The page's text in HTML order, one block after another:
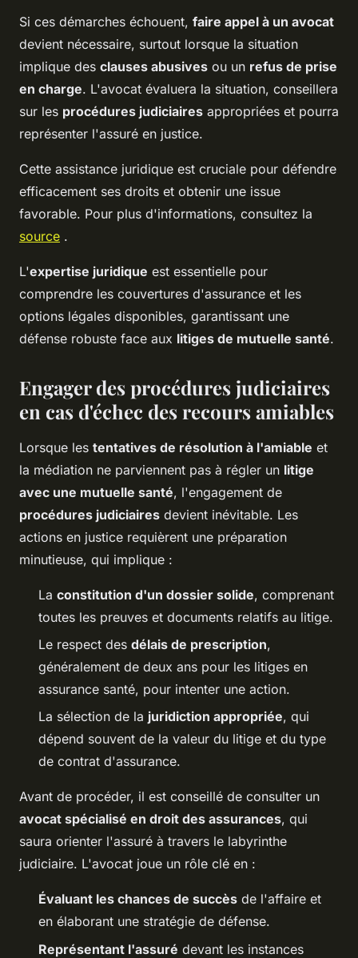
Si ces démarches échouent, faire appel à un avocat
devient nécessaire, surtout lorsque la situation
implique des clauses abusives ou un refus de prise
en charge. L'avocat évaluera la situation, conseillera
sur les procédures judiciaires appropriées et pourra
représenter l'assuré en justice.
Cette assistance juridique est cruciale pour défendre
efficacement ses droits et obtenir une issue
favorable. Pour plus d'informations, consultez la
source .
L'expertise juridique est essentielle pour
comprendre les couvertures d'assurance et les
options légales disponibles, garantissant une
défense robuste face aux litiges de mutuelle santé.
Engager des procédures judiciaires
en cas d'échec des recours amiables
Lorsque les tentatives de résolution à l'amiable et
la médiation ne parviennent pas à régler un litige
avec une mutuelle santé, l'engagement de
procédures judiciaires devient inévitable. Les
actions en justice requièrent une préparation
minutieuse, qui implique :
La constitution d'un dossier solide, comprenant
toutes les preuves et documents relatifs au litige.
Le respect des délais de prescription,
généralement de deux ans pour les litiges en
assurance santé, pour intenter une action.
La sélection de la juridiction appropriée, qui
dépend souvent de la valeur du litige et du type
de contrat d'assurance.
Avant de procéder, il est conseillé de consulter un
avocat spécialisé en droit des assurances, qui
saura orienter l'assuré à travers le labyrinthe
judiciaire. L'avocat joue un rôle clé en :
Évaluant les chances de succès de l'affaire et
en élaborant une stratégie de défense.
Représentant l'assuré devant les instances